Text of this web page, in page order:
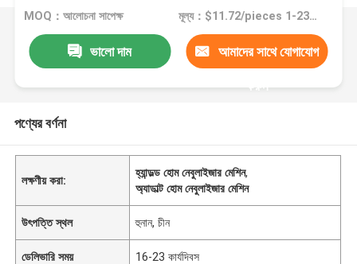
MOQ：আলোচনা সাপেক্ষ মূল্য：$11.72/pieces 1-239 pieces
ভালো দাম আমাদের সাথে যোগাযোগ
করুন
পণ্যের বর্ণনা
লক্ষণীয় করা:
হ্যান্ডল্ড হোম নেবুলাইজার মেশিন,
অ্যাডাল্ট হোম নেবুলাইজার মেশিন
উৎপত্তি স্থল হুনান, চীন
ডেলিভারি সময় 16-23 কার্যদিবস